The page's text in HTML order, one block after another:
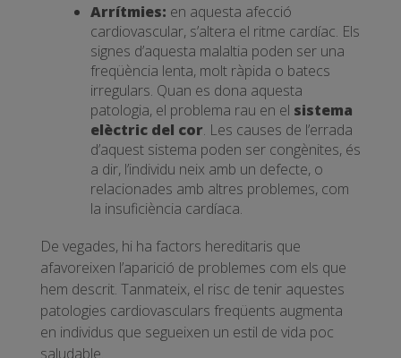
Arrítmies: en aquesta afecció
cardiovascular, s’altera el ritme cardíac. Els
signes d’aquesta malaltia poden ser una
freqüència lenta, molt ràpida o batecs
irregulars. Quan es dona aquesta
patologia, el problema rau en el sistema
elèctric del cor. Les causes de l’errada
d’aquest sistema poden ser congènites, és
a dir, l’individu neix amb un defecte, o
relacionades amb altres problemes, com
la insuficiència cardíaca.
De vegades, hi ha factors hereditaris que
afavoreixen l’aparició de problemes com els que
hem descrit. Tanmateix, el risc de tenir aquestes
patologies cardiovasculars freqüents augmenta
en individus que segueixen un estil de vida poc
saludable.